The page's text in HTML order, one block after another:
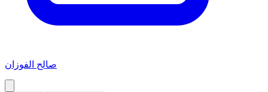
صالح الفوزان